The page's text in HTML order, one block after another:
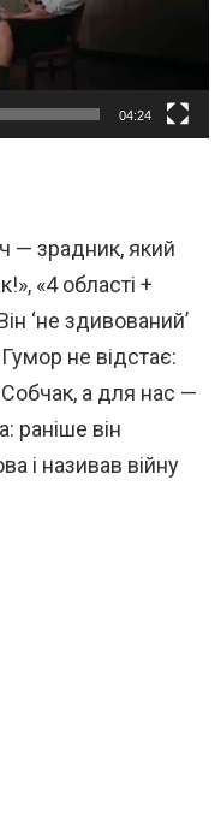
04:24
— зрадник, який
«4 області +
‘не здивований’
не відстає:
а для нас —
раніше він
і називав війну